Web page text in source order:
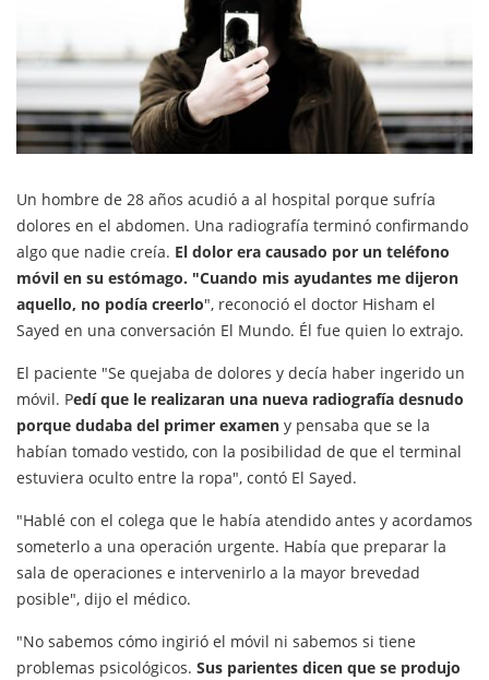
Un hombre de 28 años acudió a al hospital porque sufría
dolores en el abdomen. Una radiografía terminó confirmando
algo que nadie creía. El dolor era causado por un teléfono
móvil en su estómago. "Cuando mis ayudantes me dijeron
aquello, no podía creerlo", reconoció el doctor Hisham el
Sayed en una conversación El Mundo. Él fue quien lo extrajo.
El paciente "Se quejaba de dolores y decía haber ingerido un
móvil. Pedí que le realizaran una nueva radiografía desnudo
porque dudaba del primer examen y pensaba que se la
habían tomado vestido, con la posibilidad de que el terminal
estuviera oculto entre la ropa", contó El Sayed.
"Hablé con el colega que le había atendido antes y acordamos
someterlo a una operación urgente. Había que preparar la
sala de operaciones e intervenirlo a la mayor brevedad
posible", dijo el médico.
"No sabemos cómo ingirió el móvil ni sabemos si tiene
problemas psicológicos. Sus parientes dicen que se produjo